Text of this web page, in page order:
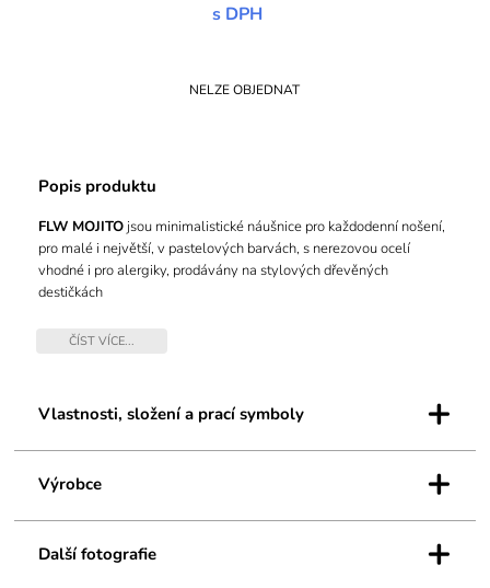
s DPH
NELZE OBJEDNAT
Popis produktu
FLW MOJITO jsou minimalistické náušnice pro každodenní nošení,
pro malé i největší, v pastelových barvách, s nerezovou ocelí
vhodné i pro alergiky, prodávány na stylových dřevěných
destičkách
Barva:pastelově růžová
HIPS, chirurgická ocel
Zapínání:nerezová puzeta
Balení:černá stylová podložka
ČÍST VÍCE...
Vlastnosti, složení a prací symboly +
Výrobce +
Další fotografie +